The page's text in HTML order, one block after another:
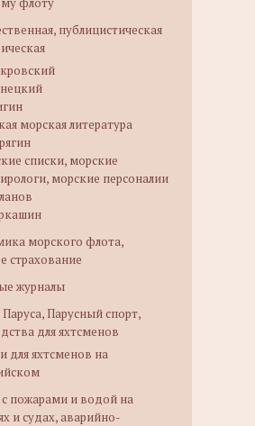
публицистическая
морская литература
списки, морские
морские персоналии
морского флота,
страхование
журналы
Паруса, Парусный спорт,
для яхтсменов
для яхтсменов на
с пожарами и водой на
и судах, аварийно-